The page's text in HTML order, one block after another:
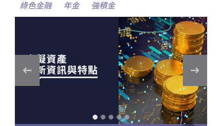
綠色金融
年金 強積金